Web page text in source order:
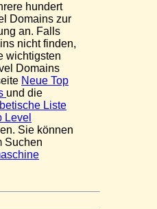
hundert
Domains zur
an. Falls
nicht finden,
wichtigsten
Domains
Neue Top
und die
Liste
Level
Sie können
Suchen